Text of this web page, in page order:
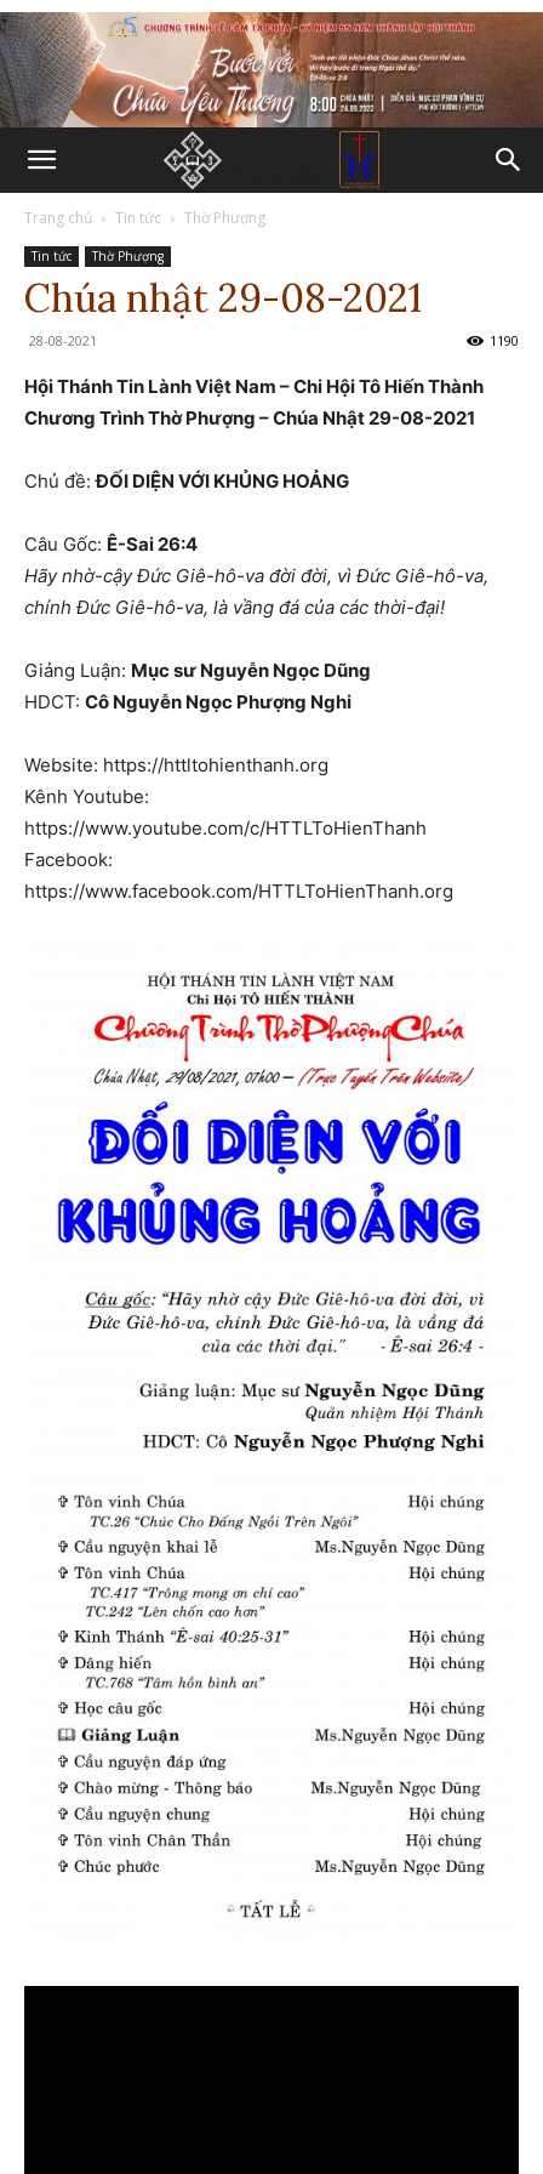
Trang chủ Tin tức Thờ Phượng
Tin tức Thờ Phượng
Chúa nhật 29-08-2021
28-08-2021 1190
Hội Thánh Tin Lành Việt Nam – Chi Hội Tô Hiến Thành
Chương Trình Thờ Phượng – Chúa Nhật 29-08-2021
Chủ đề:ĐỐI DIỆN VỚI KHỦNG HOẢNG
Câu Gốc: Ê-Sai 26:4
Hãy nhờ-cậy Đức Giê-hô-va đời đời, vì Đức Giê-hô-va,
chính Đức Giê-hô-va, là vầng đá của các thời-đại!
Giảng Luận: Mục sư Nguyễn Ngọc Dũng
HDCT: Cô Nguyễn Ngọc Phượng Nghi
Website: https://httltohienthanh.org
Kênh Youtube:
https://www.youtube.com/c/HTTLToHienThanh
Facebook:
https://www.facebook.com/HTTLToHienThanh.org